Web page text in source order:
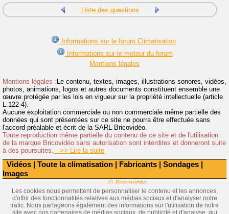
Vidéos | Toute la climatisation | Fabricants | Sondages |
Images
Liste des questions
Informations sur le forum Climatisation
Informations sur le moteur du forum
Mentions légales
Mentions légales : Le contenu, textes, images, illustrations sonores, vidéos,
photos, animations, logos et autres documents constituent ensemble une
œuvre protégée par les lois en vigueur sur la propriété intellectuelle (article
L.122-4).
Aucune exploitation commerciale ou non commerciale même partielle des
données qui sont présentées sur ce site ne pourra être effectuée sans
l'accord préalable et écrit de la SARL Bricovidéo.
Toute reproduction même partielle du contenu de ce site et de l'utilisation
de la marque Bricovidéo sans autorisation sont interdites et donneront suite
à des poursuites.
>> Lire la suite
© Bricovidéo
Les cookies nous permettent de personnaliser le contenu et les annonces,
d'offrir des fonctionnalités relatives aux médias sociaux et d'analyser notre
trafic. Nous partageons également des informations sur l'utilisation de notre
site avec nos partenaires de médias sociaux, de publicité et d'analyse, qui